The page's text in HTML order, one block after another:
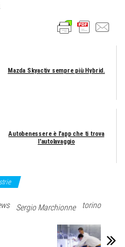
Mazda Skyactiv sempre più Hybrid.
Autobenessere è l'app che ti trova
l'autolavaggio
Sergio Marchionne torino